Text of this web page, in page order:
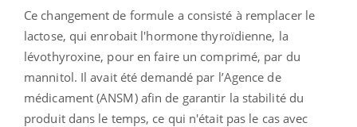
Ce changement de formule a consisté à remplacer le
lactose, qui enrobait l'hormone thyroïdienne, la
lévothyroxine, pour en faire un comprimé, par du
mannitol. Il avait été demandé par l’Agence de
médicament (ANSM) afin de garantir la stabilité du
produit dans le temps, ce qui n'était pas le cas avec